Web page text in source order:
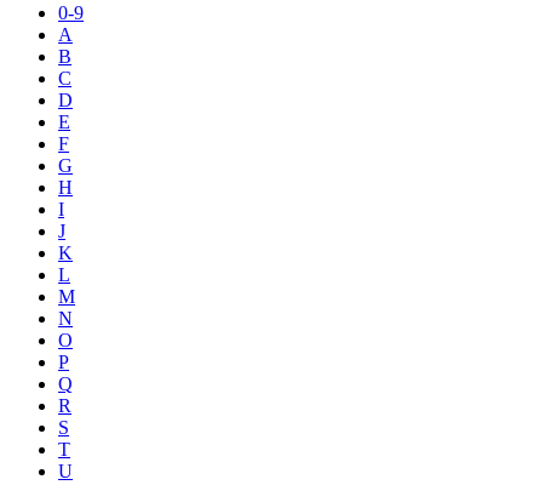
0-9
A
B
C
D
E
F
G
H
I
J
K
L
M
N
O
P
Q
R
S
T
U